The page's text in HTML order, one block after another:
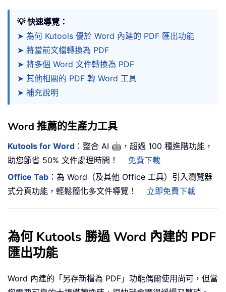
💡 快速導覽：
➤ 為何 Kutools 優於 Word 內建的 PDF 匯出功能
➤ 將當前文檔轉換為 PDF
➤ 將多個 Word 文件轉換為 PDF
➤ 其他相關的 PDF 轉 Word 工具
➤ 補充說明
Word 推薦的生產力工具
Kutools for Word ：整合 AI 🤖 ，超過 100 種進階功能，
助您節省 50% 文件處理時間！
免費下載
Office Tab ：為 Word（及其他 Office 工具）引入瀏覽器
式分頁功能，輕鬆簡化多文件導覽！
立即免費下載
為何 Kutools 勝過 Word 內建的 PDF
匯出功能
Word 內建的「另存新檔為 PDF」功能偶爾使用尚可，但當